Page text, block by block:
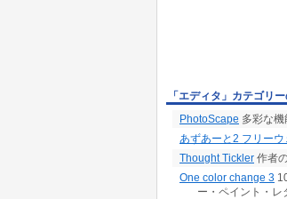
「エディタ」カテゴリ
PhotoScape 多彩な
あずあーと2 フリーウ
Thought Tickler 作者
One color change 3
ー・ペイント・レ